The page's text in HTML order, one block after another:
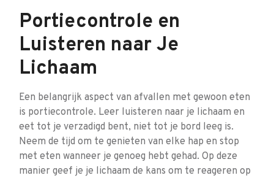
Portiecontrole en
Luisteren naar Je
Lichaam
Een belangrijk aspect van afvallen met gewoon eten
is portiecontrole. Leer luisteren naar je lichaam en
eet tot je verzadigd bent, niet tot je bord leeg is.
Neem de tijd om te genieten van elke hap en stop
met eten wanneer je genoeg hebt gehad. Op deze
manier geef je je lichaam de kans om te reageren op